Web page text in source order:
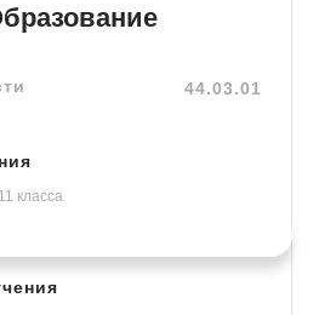
44.03.01
класса